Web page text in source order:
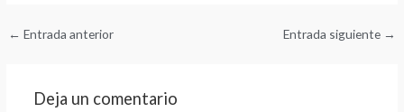
← Entrada anterior Entrada siguiente →
Deja un comentario